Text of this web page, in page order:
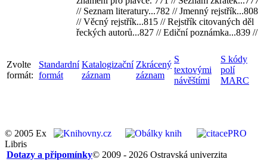
// Seznam literatury...782 // Jmenný rejstřík...808
// Věcný rejstřík...815 // Rejstřík citovaných děl
řeckých autorů...827 // Ediční poznámka...839 //
Zvolte
formát:
Standardní
formát
Katalogizační
záznam
Zkrácený
záznam
S
textovými
návěštími
S kódy
polí
MARC
© 2005 Ex
Libris
© 2009 - 2026 Ostravská univerzita
Dotazy a připomínky